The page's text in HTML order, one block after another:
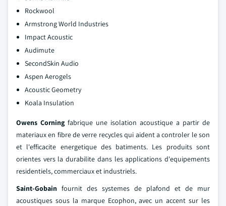
Rockwool
Armstrong World Industries
Impact Acoustic
Audimute
SecondSkin Audio
Aspen Aerogels
Acoustic Geometry
Koala Insulation
Owens Corning fabrique une isolation acoustique a partir de
materiaux en fibre de verre recycles qui aident a controler le son
et l'efficacite energetique des batiments. Les produits sont
orientes vers la durabilite dans les applications d'equipements
residentiels, commerciaux et industriels.
Saint-Gobain fournit des systemes de plafond et de mur
acoustiques sous la marque Ecophon, avec un accent sur les